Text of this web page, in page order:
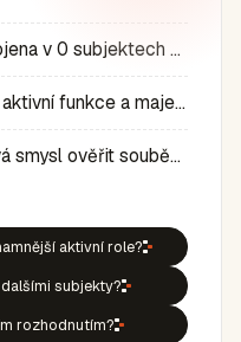
Osoba je aktivně zapojena v 0 subjektech a má 0 historic…
Síť vazeb tvoří hlavně aktivní funkce a majetkové role v…
Před rozhodnutím dává smysl ověřit souběh rolí, historic…
aktivní role?
subjekty?
rozhodnutím?